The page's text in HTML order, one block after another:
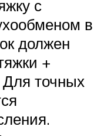
с
в
должен
+
Для точных